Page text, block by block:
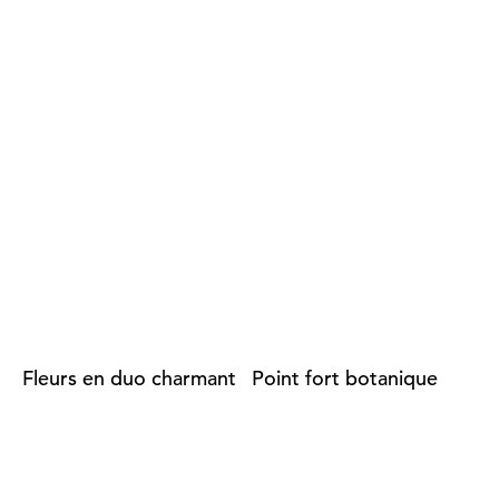
Fleurs en duo charmant Point fort botanique